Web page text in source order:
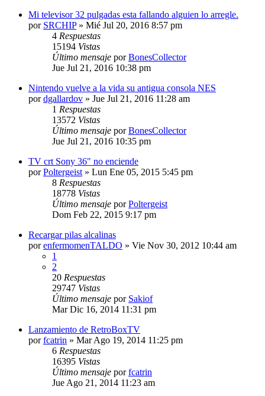
Mi televisor 32 pulgadas esta fallando alguien lo arregle.
por SRCHIP» Mié Jul 20, 2016 8:57 pm
4 Respuestas
15194 Vistas
Último mensaje porBonesCollector
Jue Jul 21, 2016 10:38 pm
Nintendo vuelve a la vida su antigua consola NES
pordgallardov » Jue Jul 21, 2016 11:28 am
1 Respuestas
13572 Vistas
Último mensaje porBonesCollector
Jue Jul 21, 2016 10:35 pm
TV crt Sony 36" no enciende
porPoltergeist » Lun Ene 05, 2015 5:45 pm
8 Respuestas
18778 Vistas
Último mensaje porPoltergeist
Dom Feb 22, 2015 9:17 pm
Recargar pilas alcalinas
porenfermomenTALDO » Vie Nov 30, 2012 10:44 am
1
2
20 Respuestas
29747 Vistas
Último mensaje por Sakiof
Mar Dic 16, 2014 11:31 pm
Lanzamiento de RetroBoxTV
porfcatrin » Mar Ago 19, 2014 11:25 pm
6 Respuestas
16395 Vistas
Último mensaje porfcatrin
Jue Ago 21, 2014 11:23 am